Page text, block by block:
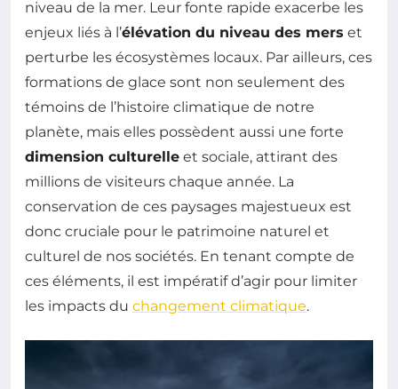
niveau de la mer. Leur fonte rapide exacerbe les
enjeux liés à l’élévation du niveau des mers et
perturbe les écosystèmes locaux. Par ailleurs, ces
formations de glace sont non seulement des
témoins de l’histoire climatique de notre
planète, mais elles possèdent aussi une forte
dimension culturelle et sociale, attirant des
millions de visiteurs chaque année. La
conservation de ces paysages majestueux est
donc cruciale pour le patrimoine naturel et
culturel de nos sociétés. En tenant compte de
ces éléments, il est impératif d’agir pour limiter
les impacts du changement climatique.